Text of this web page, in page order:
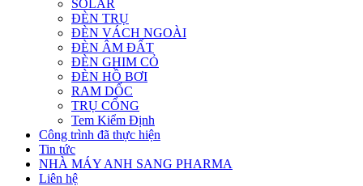
SOLAR
ĐÈN TRỤ
ĐÈN VÁCH NGOÀI
ĐÈN ÂM ĐẤT
ĐÈN GHIM CỎ
ĐÈN HỒ BƠI
RAM DỐC
TRỤ CỔNG
Tem Kiểm Định
Công trình đã thực hiện
Tin tức
NHÀ MÁY ANH SANG PHARMA
Liên hệ